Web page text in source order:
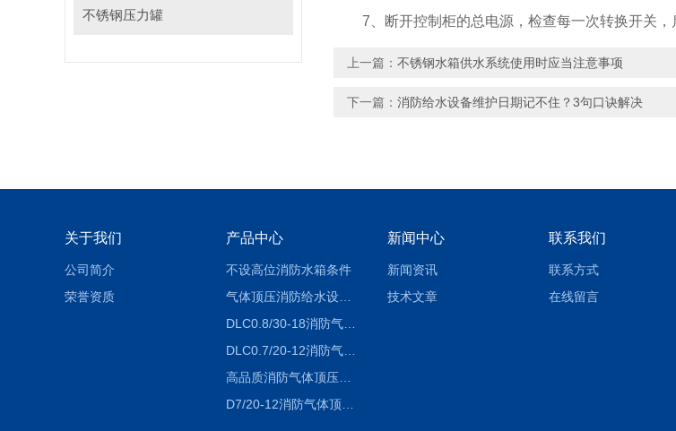
不锈钢压力罐 7、断开控制柜的总电源，检查每一次转换开关，
上一篇： 不锈钢水箱供水系统使用时应当注意事项
下一篇： 消防给水设备维护日期记不住？3句口诀解决
关于我们
公司简介
荣誉资质
产品中心
不设高位消防水箱条件
气体顶压消防给水设备（气压罐）工作原理
DLC0.8/30-18消防气体顶压设备价格
DLC0.7/20-12消防气体顶压给水设备厂家
高品质消防气体顶压给水设备价格
新闻中心
新闻资讯
技术文章
联系我们
联系方式
在线留言